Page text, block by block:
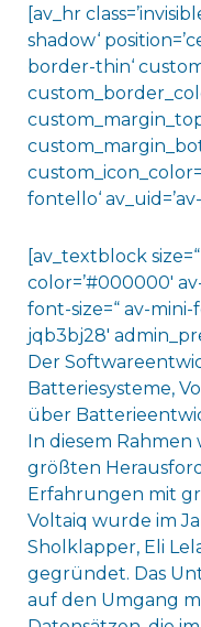
[av_hr
shadow‘
border-thin‘
fontello‘
[av_textblock
color=’#000000′
font-size=“ av-mini-
jqb3bj28′
Der
Batteriesysteme,
über
In diesem
größten
Erfahrungen mit
Voltaiq wurde im
Sholklapper, Eli
gegründet. Das
auf den Umgang